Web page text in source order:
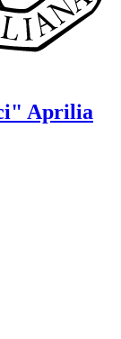
Aprilia